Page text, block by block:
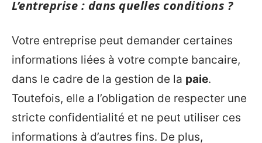
L’entreprise : dans quelles conditions ?
Votre entreprise peut demander certaines
informations liées à votre compte bancaire,
dans le cadre de la gestion de la paie.
Toutefois, elle a l’obligation de respecter une
stricte confidentialité et ne peut utiliser ces
informations à d’autres fins. De plus,